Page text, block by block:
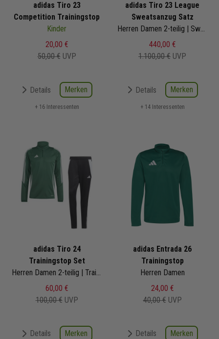
adidas Tiro 23
Competition Trainingstop
Kinder
20,00 €
50,00 € UVP
Details Merken
+ 16 Interessenten
adidas Tiro 23 League
Sweatsanzug Satz
Herren Damen 2-teilig | Sweat Hoody Jogginghose | Jogginganzug Satz
440,00 €
1.100,00 € UVP
Details Merken
+ 14 Interessenten
adidas Tiro 24
Trainingstop Set
Herren Damen 2-teilig | Trainingstop Trainingshose
60,00 €
100,00 € UVP
Details Merken
adidas Entrada 26
Trainingstop
Herren Damen
24,00 €
40,00 € UVP
Details Merken